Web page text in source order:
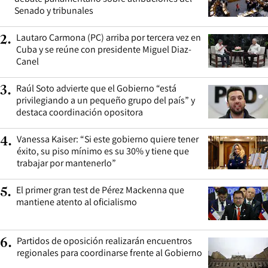
Senado y tribunales
2. Lautaro Carmona (PC) arriba por tercera vez en
Cuba y se reúne con presidente Miguel Diaz-
Canel
3. Raúl Soto advierte que el Gobierno “está
privilegiando a un pequeño grupo del país” y
destaca coordinación opositora
4. Vanessa Kaiser: “Si este gobierno quiere tener
éxito, su piso mínimo es su 30% y tiene que
trabajar por mantenerlo”
5. El primer gran test de Pérez Mackenna que
mantiene atento al oficialismo
6. Partidos de oposición realizarán encuentros
regionales para coordinarse frente al Gobierno